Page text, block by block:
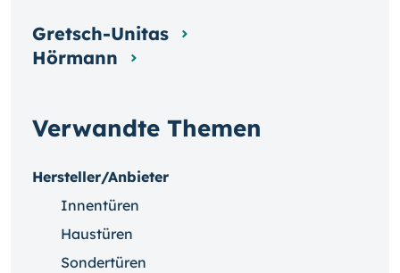
Verwandte Themen
Hersteller/Anbieter
Innentüren
Haustüren
Sondertüren
Gretsch-Unitas
Hörmann